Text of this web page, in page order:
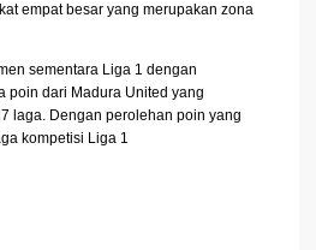
empat besar yang merupakan zona
sementara Liga 1 dengan
poin dari Madura United yang
laga. Dengan perolehan poin yang
kompetisi Liga 1